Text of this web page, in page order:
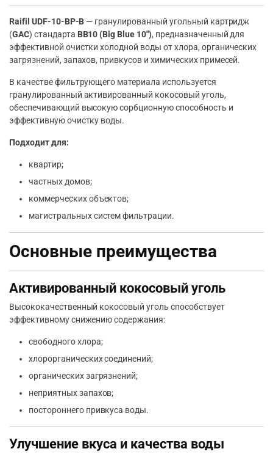
Raifil UDF-10-BP-B — гранулированный угольный картридж
(GAC) стандарта BB10 (Big Blue 10″), предназначенный для
эффективной очистки холодной воды от хлора, органических
загрязнений, запахов, привкусов и химических примесей.
В качестве фильтрующего материала используется
гранулированный активированный кокосовый уголь,
обеспечивающий высокую сорбционную способность и
эффективную очистку воды.
Подходит для:
квартир;
частных домов;
коммерческих объектов;
магистральных систем фильтрации.
Основные преимущества
Активированный кокосовый уголь
Высококачественный кокосовый уголь способствует
эффективному снижению содержания:
свободного хлора;
хлорорганических соединений;
органических загрязнений;
неприятных запахов;
постороннего привкуса воды.
Улучшение вкуса и качества воды